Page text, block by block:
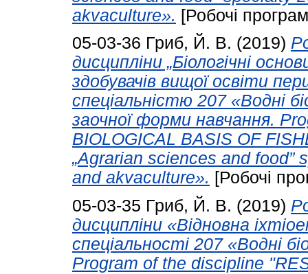
akvaculture». [Робочі
05-03-36 Гриб, Й. В. (2019)
дисципліни „Біологічні
здобувачів вищої освіти
спеціальністю 207 «Водні
заочної форми навчання.
BIOLOGICAL BASIS OF
„Agrarian sciences and
and akvaculture». [Робочі
05-03-35 Гриб, Й. В. (2019)
дисципліни «Відновна
спеціальності 207 «Водні
Program of the discipline